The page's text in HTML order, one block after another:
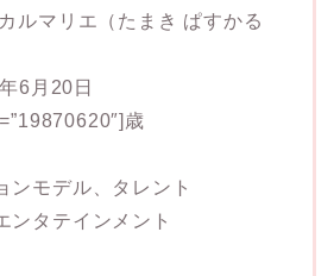
ルマリエ（たまき ぱすかる
6月20日
歳
ンモデル、タレント
ンタテインメント